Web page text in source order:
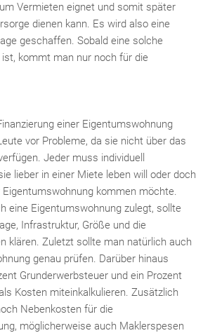
Vermieten eignet und somit später
dienen kann. Es wird also eine
geschaffen. Sobald eine solche
kommt man nur noch für die
einer Eigentumswohnung
vor Probleme, da sie nicht über das
Jeder muss individuell
lieber in einer Miete leben will oder doch
kommen möchte.
eine Eigentumswohnung zulegt, sollte
Infrastruktur, Größe und die
klären. Zuletzt sollte man natürlich auch
genau prüfen. Darüber hinaus
Grunderwerbsteuer und ein Prozent
Kosten miteinkalkulieren. Zusätzlich
Nebenkosten für die
möglicherweise auch Maklerspesen